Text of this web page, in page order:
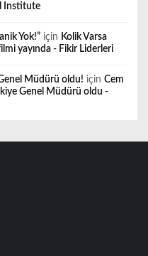
Institute
Yok!” için Kolik Varsa
yayında - Fikir Liderleri
Müdürü oldu! için Cem
Genel Müdürü oldu -